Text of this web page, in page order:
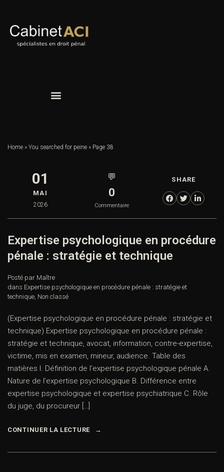
Home » You searched for peine » Page 38
01
MAI
2026
💬
0
Commentaire
SHARE
Expertise psychologique en procédure
pénale : stratégie et technique
Posté par Maître
dans Expertise psychologique en procédure pénale : stratégie et
technique, Non classé
(Expertise psychologique en procédure pénale : stratégie et
technique) Expertise psychologique en procédure pénale :
stratégie et technique, avocat, information, contre-expertise,
victime, mis en examen, mineur, audience. Table des
matières I. Définition de l’expertise psychologique pénale A.
Nature de l’expertise psychologique B. Différence entre
expertise psychologique et expertise psychiatrique C. Rôle
du juge, du procureur […]
CONTINUER LA LECTURE